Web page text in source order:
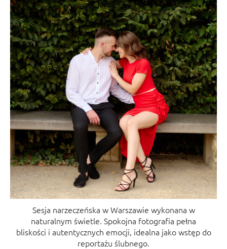
Sesja narzeczeńska w Warszawie wykonana w
naturalnym świetle. Spokojna fotografia pełna
bliskości i autentycznych emocji, idealna jako wstęp do
reportażu ślubnego.